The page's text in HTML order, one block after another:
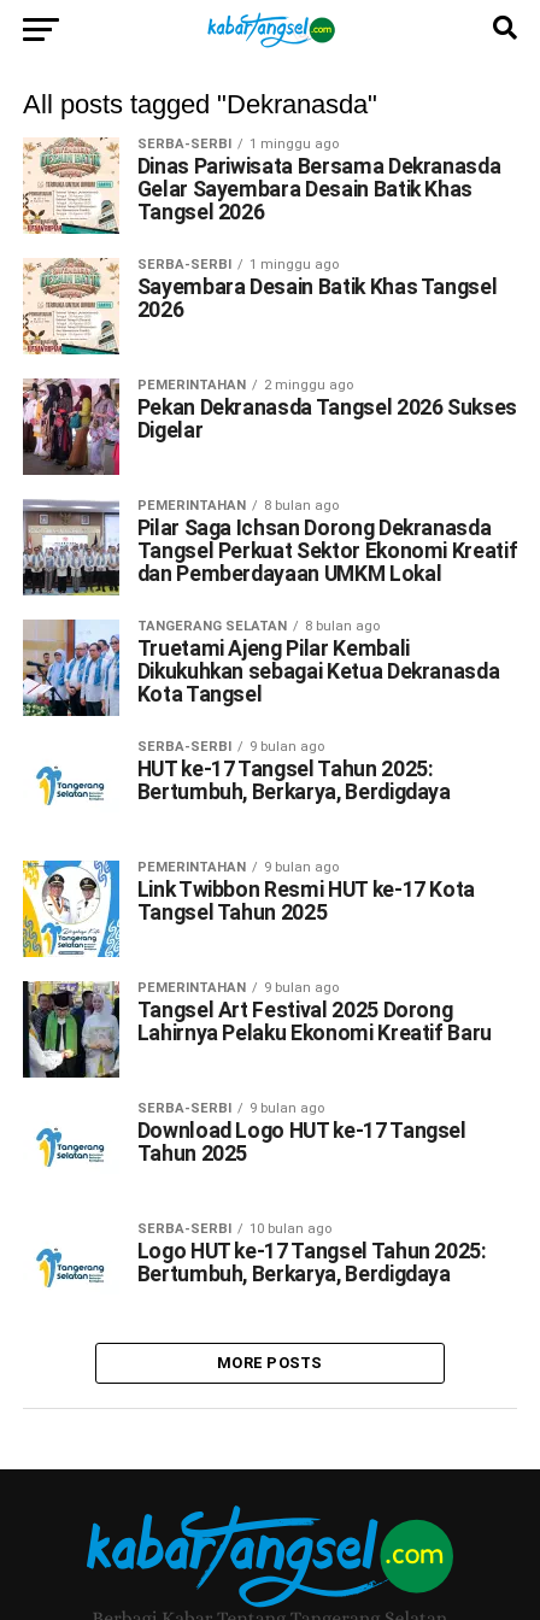
All posts tagged "Dekranasda"
SERBA-SERBI 1 minggu ago
Dinas Pariwisata Bersama Dekranasda
Gelar Sayembara Desain Batik Khas
Tangsel 2026
SERBA-SERBI 1 minggu ago
Sayembara Desain Batik Khas Tangsel
2026
PEMERINTAHAN 2 minggu ago
Pekan Dekranasda Tangsel 2026 Sukses
Digelar
PEMERINTAHAN 8 bulan ago
Pilar Saga Ichsan Dorong Dekranasda
Tangsel Perkuat Sektor Ekonomi Kreatif
dan Pemberdayaan UMKM Lokal
TANGERANG SELATAN 8 bulan ago
Truetami Ajeng Pilar Kembali
Dikukuhkan sebagai Ketua Dekranasda
Kota Tangsel
SERBA-SERBI 9 bulan ago
HUT ke-17 Tangsel Tahun 2025:
Bertumbuh, Berkarya, Berdigdaya
PEMERINTAHAN 9 bulan ago
Link Twibbon Resmi HUT ke-17 Kota
Tangsel Tahun 2025
PEMERINTAHAN 9 bulan ago
Tangsel Art Festival 2025 Dorong
Lahirnya Pelaku Ekonomi Kreatif Baru
SERBA-SERBI 9 bulan ago
Download Logo HUT ke-17 Tangsel
Tahun 2025
SERBA-SERBI 10 bulan ago
Logo HUT ke-17 Tangsel Tahun 2025:
Bertumbuh, Berkarya, Berdigdaya
MORE POSTS